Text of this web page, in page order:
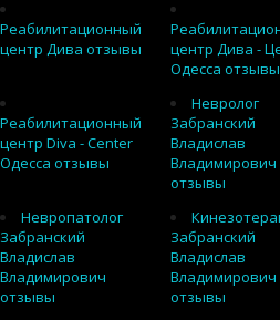
Реабилитационный
центр Дива отзывы
центр Дива -
Одесса отзывы
Реабилитационный
центр Diva - Center
Одесса отзывы
Невролог
Забранский
Владислав
Владимирович
отзывы
Невропатолог
Забранский
Владислав
Владимирович
отзывы
Забранский
Владислав
Владимирович
отзывы